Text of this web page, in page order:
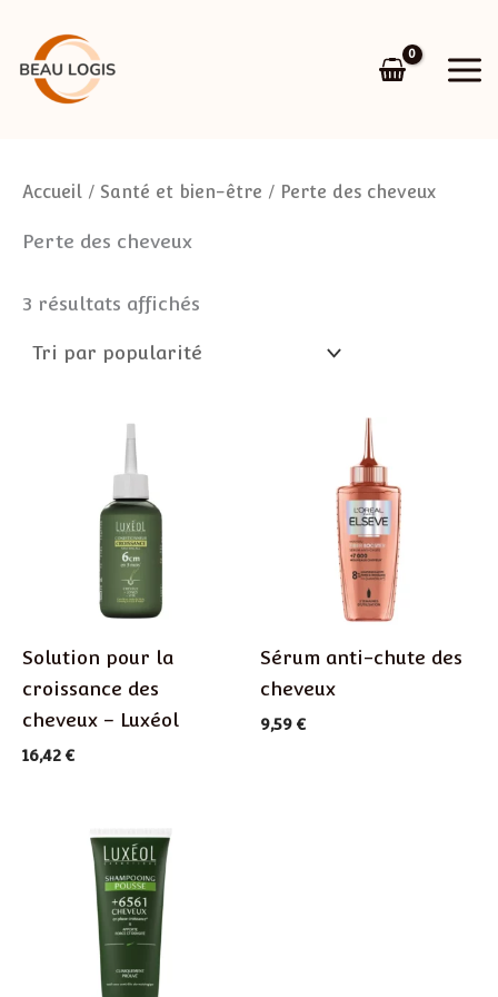
contenu
Accueil / Santé et bien-être / Perte des cheveux
Perte des cheveux
3 résultats affichés
Solution pour la
croissance des
cheveux – Luxéol
16,42 €
Sérum anti-chute des
cheveux
9,59 €